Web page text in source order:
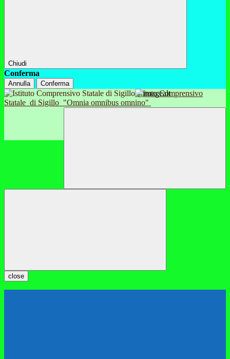
Chiudi
Conferma
Annulla Conferma
Istituto Comprensivo
Statale di Sigillo "Omnia omnibus omnino"
close